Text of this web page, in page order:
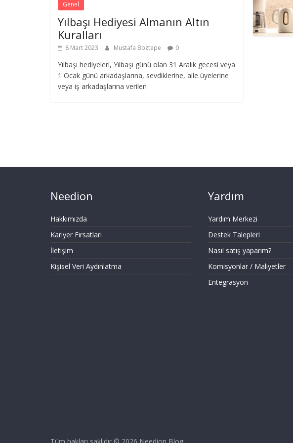
Genel
Yılbaşı Hediyesi Almanın Altın
Kuralları
8 Mart 2023 Mustafa Boztepe 0
Yılbaşı hediyeleri, Yılbaşı günü olan 31 Aralık gecesi veya
1 Ocak günü arkadaşlarına, sevdiklerine, aile üyelerine
veya iş arkadaşlarına verilen
Needion
Hakkımızda
Kariyer Fırsatları
İletişim
Kişisel Veri Aydınlatma
Yardım
Yardım Merkezi
Destek Talepleri
Nasıl satış yaparım?
Komisyonlar / Maliyetler
Entegrasyon
Tüm hakları saklıdır © 2026 Needion Blog